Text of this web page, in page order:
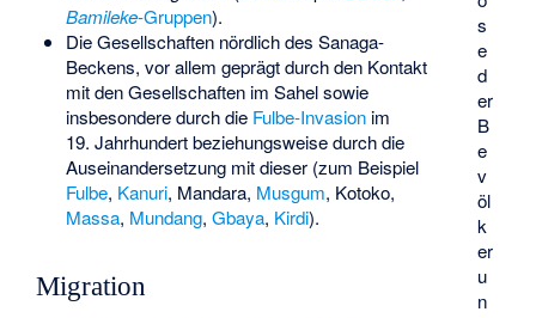
s
e
d
er
B
e
v
öl
k
er
u
n
Bamileke-Gruppen).
Die Gesellschaften nördlich des Sanaga-
Beckens, vor allem geprägt durch den Kontakt
mit den Gesellschaften im Sahel sowie
insbesondere durch die Fulbe-Invasionim
19. Jahrhundert beziehungsweise durch die
Auseinandersetzung mit dieser (zum Beispiel
Fulbe, Kanuri, Mandara, Musgum, Kotoko,
Massa, Mundang, Gbaya, Kirdi).
Migration